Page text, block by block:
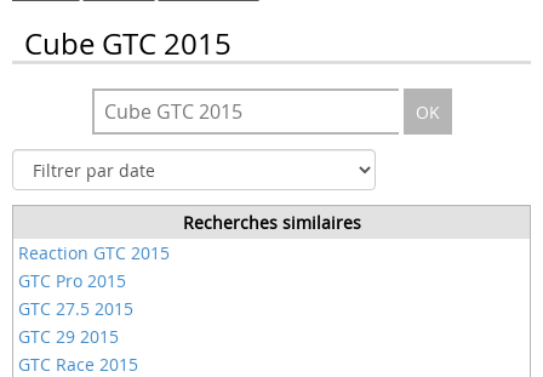
Cube GTC 2015
OK
Recherches similaires
Reaction GTC 2015
GTC Pro 2015
GTC 27.5 2015
GTC 29 2015
GTC Race 2015